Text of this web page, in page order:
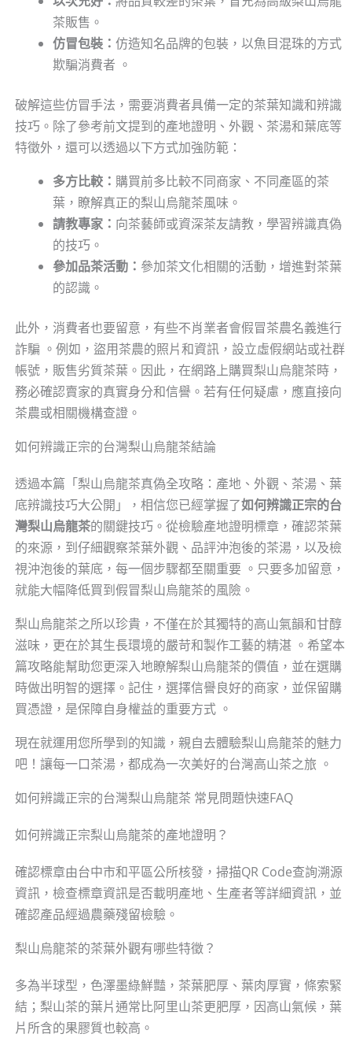
茶販售。
仿冒包裝： 仿造知名品牌的包裝，以魚目混珠的方式
欺騙消費者 。
破解這些仿冒手法，需要消費者具備一定的茶葉知識和辨識
技巧。除了參考前文提到的產地證明、外觀、茶湯和葉底等
特徵外，還可以透過以下方式加強防範：
多方比較： 購買前多比較不同商家、不同產區的茶
葉，瞭解真正的梨山烏龍茶風味。
請教專家： 向茶藝師或資深茶友請教，學習辨識真偽
的技巧。
參加品茶活動： 參加茶文化相關的活動，增進對茶葉
的認識。
此外，消費者也要留意，有些不肖業者會假冒茶農名義進行
詐騙 。例如，盜用茶農的照片和資訊，設立虛假網站或社群
帳號，販售劣質茶葉。因此，在網路上購買梨山烏龍茶時，
務必確認賣家的真實身分和信譽。若有任何疑慮，應直接向
茶農或相關機構查證。
如何辨識正宗的台灣梨山烏龍茶結論
透過本篇「梨山烏龍茶真偽全攻略：產地、外觀、茶湯、葉
底辨識技巧大公開」，相信您已經掌握了如何辨識正宗的台
灣梨山烏龍茶的關鍵技巧。從檢驗產地證明標章，確認茶葉
的來源，到仔細觀察茶葉外觀、品評沖泡後的茶湯，以及檢
視沖泡後的葉底，每一個步驟都至關重要 。只要多加留意，
就能大幅降低買到假冒梨山烏龍茶的風險。
梨山烏龍茶之所以珍貴，不僅在於其獨特的高山氣韻和甘醇
滋味，更在於其生長環境的嚴苛和製作工藝的精湛 。希望本
篇攻略能幫助您更深入地瞭解梨山烏龍茶的價值，並在選購
時做出明智的選擇。記住，選擇信譽良好的商家，並保留購
買憑證，是保障自身權益的重要方式 。
現在就運用您所學到的知識，親自去體驗梨山烏龍茶的魅力
吧！讓每一口茶湯，都成為一次美好的台灣高山茶之旅 。
如何辨識正宗的台灣梨山烏龍茶 常見問題快速FAQ
如何辨識正宗梨山烏龍茶的產地證明？
確認標章由台中市和平區公所核發，掃描QR Code查詢溯源
資訊，檢查標章資訊是否載明產地、生產者等詳細資訊，並
確認產品經過農藥殘留檢驗。
梨山烏龍茶的茶葉外觀有哪些特徵？
多為半球型，色澤墨綠鮮豔，茶葉肥厚、葉肉厚實，條索緊
結；梨山茶的葉片通常比阿里山茶更肥厚，因高山氣候，葉
片所含的果膠質也較高。